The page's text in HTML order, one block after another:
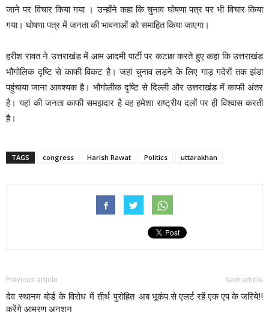
जाने पर विचार किया गया । उन्होंने कहा कि चुनाव घोषणा पत्र पर भी विचार किया
गया। घोषणा पत्र में जनता की भावनाओं को समाहित किया जाएगा।
हरीश रावत ने उत्तराखंड में आम आदमी पार्टी पर कटाक्ष करते हुए कहा कि उत्तराखंड
भौगोलिक दृष्टि से काफी विकट है। जहां चुनाव लड़ने के लिए गाड़ गदेरों तक झंडा
पहुंचाया जाना आवश्यक है। भौगोलीक दृष्टि से दिल्ली और उत्तराखंड में काफी अंतर
है। यहां की जनता काफी समझदार है वह हमेशा राष्ट्रीय दलों पर ही विश्वास करती
है।
TAGS congress Harish Rawat Politics uttarakhan
Previous article
देव स्थानम बोर्ड के विरोध में तीर्थ पुरोहित
करेंगे आमरण अनशन
Next article
अब भूकंप से एलर्ट रहें एक एप के जरिये!!